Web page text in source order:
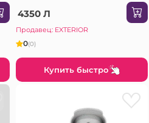
4350 Л
Продавец: EXTERIOR
0(0)
Купить быстро